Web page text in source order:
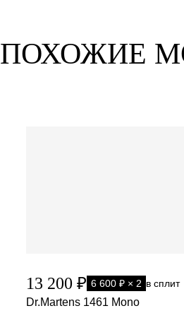
ПОХОЖИЕ
13 200 ₽ 6 600 ₽ × 2 в сплит
Dr.Martens 1461 Mono